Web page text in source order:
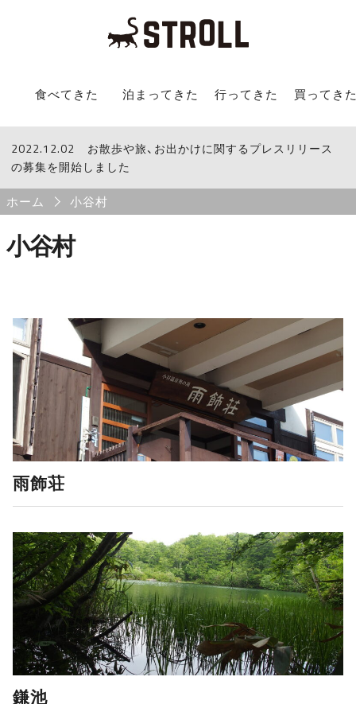
STROLL Menu
食べてきた 泊まってきた 行ってきた 買ってき
STROLLからのお知らせ
2022.12.02
お散歩や旅、お出かけに関するプレスリリース
の募集を開始しました
Breadcrumb
ホーム 小谷村
小谷村
雨飾荘
鎌池